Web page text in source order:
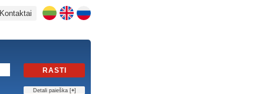
Kontaktai
RASTI
Detali paieška [+]